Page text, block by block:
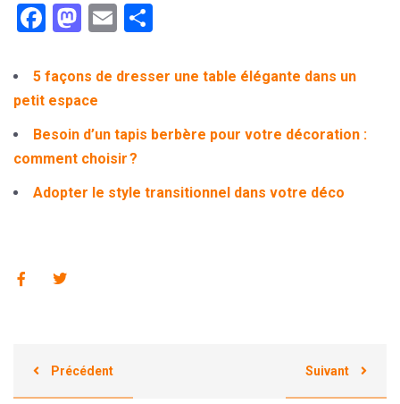
Facebook
Mastodon
Email
5 façons de dresser une table élégante dans un
petit espace
Besoin d’un tapis berbère pour votre décoration :
comment choisir ?
Adopter le style transitionnel dans votre déco
Précédent Suivant